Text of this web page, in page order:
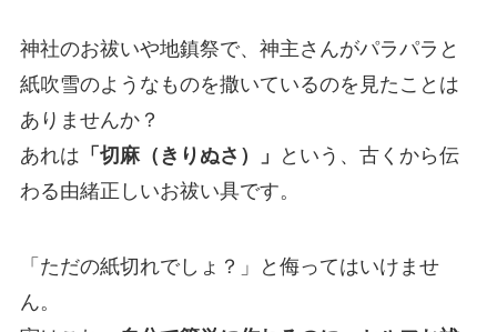
神社のお祓いや地鎮祭で、神主さんがパラパラと
紙吹雪のようなものを撒いているのを見たことは
ありませんか？
あれは 「切麻（きりぬさ）」
という、古くから伝
わる由緒正しいお祓い具です。
「ただの紙切れでしょ？」と侮ってはいけませ
ん。